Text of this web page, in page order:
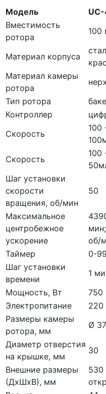
Модель
Вместимость
ротора
100
Материал корпуса
Материал камеры
ротора
Тип ротора
Контроллер
Скорость
100
Скорость
100
Шаг установки
скорости
вращения, об/мин
50
Максимальное
центробежное
ускорение
об/
Таймер
0-
Шаг установки
времени
1
Мощность, Вт
750
Электропитание
220
Размеры камеры
ротора, мм
Ø
Диаметр отверстия
на крышке, мм
30
Внешние размеры
(ДхШхВ), мм
530